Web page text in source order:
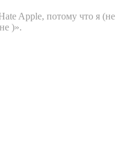
Apple, потому что я (не
)».